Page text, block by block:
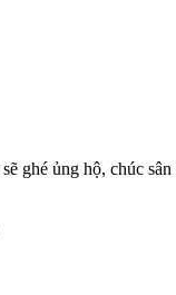
ghé ủng hộ, chúc